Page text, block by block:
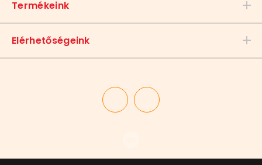
Termékeink
Elérhetőségeink